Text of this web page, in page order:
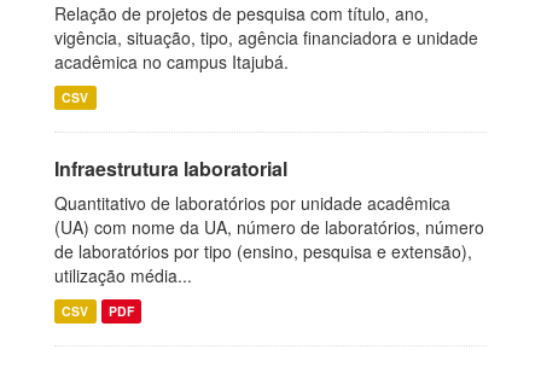
Relação de projetos de pesquisa com título, ano,
vigência, situação, tipo, agência financiadora e unidade
acadêmica no campus Itajubá.
CSV
Infraestrutura laboratorial
Quantitativo de laboratórios por unidade acadêmica
(UA) com nome da UA, número de laboratórios, número
de laboratórios por tipo (ensino, pesquisa e extensão),
utilização média...
CSV PDF